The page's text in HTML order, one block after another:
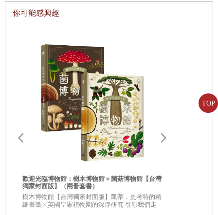
TOP
忙」和「拯救地球」中教你各種成為環保人士的方法（環保人士就是
幫忙保護環境的人）。
示，你可以在最後面的「環境小辭典」查看意思。
說了這麼多，趕快開始吧！我們還有整個世界要去探索呢！
【來說說水】
「水啊水，無所不在……」一位有名的詩人曾經這麼說。他說的沒
錯，水看起來或許只有某些地方才有，事實上卻是無所不在，只是我
們看不到也感受不到。水有三種形態：液態（就是我們一般認識的
液態水就是海洋、湖泊和河流中的水，天空落下的雨水也是液態。雲
朵裡也有液態水，那是非常小的水珠。我們看到的雲，就是由好幾億
你可能感興趣 |
歡迎光臨博物館：樹木博物館＋菌菇博物館【台灣
獨家封面版】（兩冊套書）
樹木博物館【台灣獨家封面版】凱蒂．史考特的精
細畫筆╳英國皇家植物園的深厚研究 引領我們走